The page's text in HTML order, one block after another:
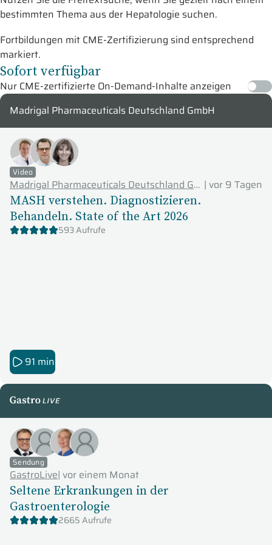
bestimmten Thema aus der Hepatologie suchen.
Fortbildungen mit CME-Zertifizierung sind entsprechend
markiert.
Sofort verfügbar
Nur CME-zertifizierte On-Demand-Inhalte anzeigen
Madrigal Pharmaceuticals Deutschland GmbH
Video
Madrigal Pharmaceuticals Deutschland GmbH | vor 9 Tagen
MASH verstehen. Diagnostizieren.
Behandeln. State of the Art 2026
593 Aufrufe
91 min
GastroLive
Sendung
GastroLive| vor einem Monat
Seltene Erkrankungen in der
Gastroenterologie
2665 Aufrufe